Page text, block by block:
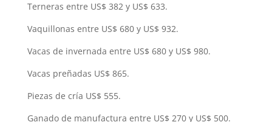
Terneras entre US$ 382 y US$ 633.
Vaquillonas entre US$ 680 y US$ 932.
Vacas de invernada entre US$ 680 y US$ 980.
Vacas preñadas US$ 865.
Piezas de cría US$ 555.
Ganado de manufactura entre US$ 270 y US$ 500.